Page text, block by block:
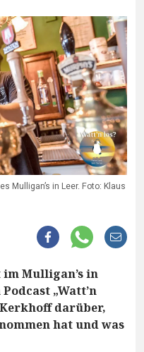
Mulligan’s in Leer. Foto: Klaus
Mulligan’s in
„Watt’n
darüber,
hat und was